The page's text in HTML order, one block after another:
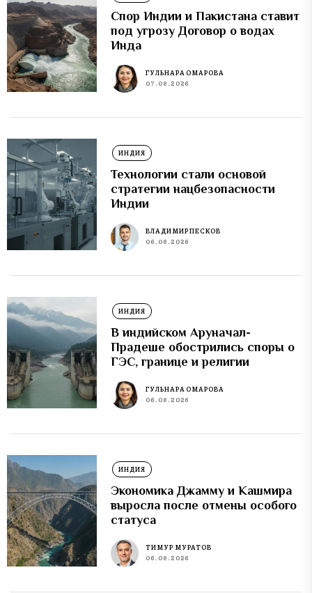
Спор Индии и Пакистана ставит
под угрозу Договор о водах
Инда
ГУЛЬНАРА ОМАРОВА
07.08.2026
ИНДИЯ
Технологии стали основой
стратегии нацбезопасности
Индии
ВЛАДИМИР ПЕСКОВ
06.08.2026
ИНДИЯ
В индийском Аруначал-
Прадеше обострились споры о
ГЭС, границе и религии
ГУЛЬНАРА ОМАРОВА
06.08.2026
ИНДИЯ
Экономика Джамму и Кашмира
выросла после отмены особого
статуса
ТИМУР МУРАТОВ
06.08.2026